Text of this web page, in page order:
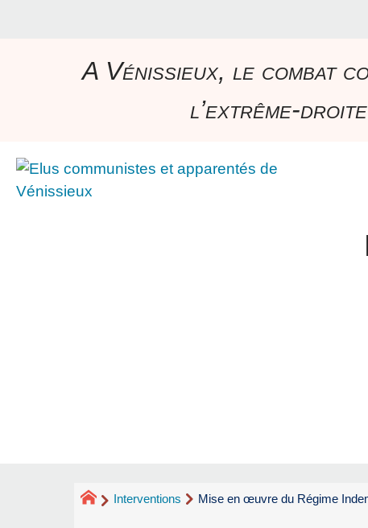
A Vénissieux, le combat
l’extrême-
Interventions Mise en œuvre du Régime